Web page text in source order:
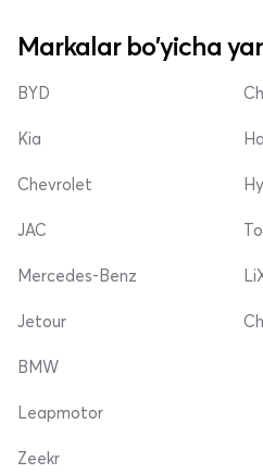
Markalar bo'yicha
BYD
Kia
Chevrolet
JAC
Mercedes-Benz
Jetour
BMW
Leapmotor
Zeekr